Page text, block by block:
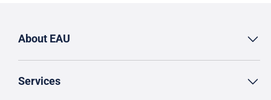
About EAU
Services